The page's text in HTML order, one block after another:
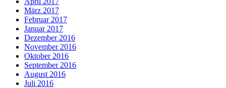
März 2017
Februar 2017
Januar 2017
Dezember 2016
November 2016
Oktober 2016
September 2016
August 2016
Juli 2016